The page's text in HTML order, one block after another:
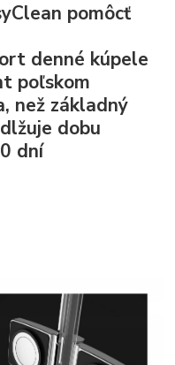
pomôcť
denné kúpele
poľskom
než základný
dobu
dní